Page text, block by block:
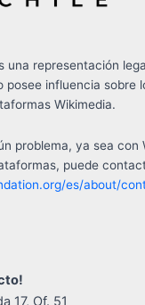
una representación
posee influencia sobre
Wikimedia.
problema, ya sea con
puede
es/about/
17, Of. 51